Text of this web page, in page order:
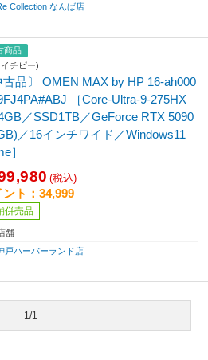
Collection なんば店
商品
チピー)
古品〕 OMEN MAX by HP 16-ah000
［Core-Ultra-9-275HX
／SSD1TB／GeForce RTX 5090
／16インチワイド／Windows11
］
(税込)
ント：34,999
併売品
舗
戸ハーバーランド店
1/1